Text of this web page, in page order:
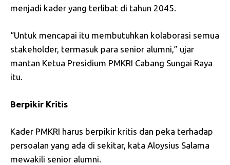
menjadi kader yang terlibat di tahun 2045.
“Untuk mencapai itu membutuhkan kolaborasi semua
stakeholder, termasuk para senior alumni,” ujar
mantan Ketua Presidium PMKRI Cabang Sungai Raya
itu.
Berpikir Kritis
Kader PMKRI harus berpikir kritis dan peka terhadap
persoalan yang ada di sekitar, kata Aloysius Salama
mewakili senior alumni.